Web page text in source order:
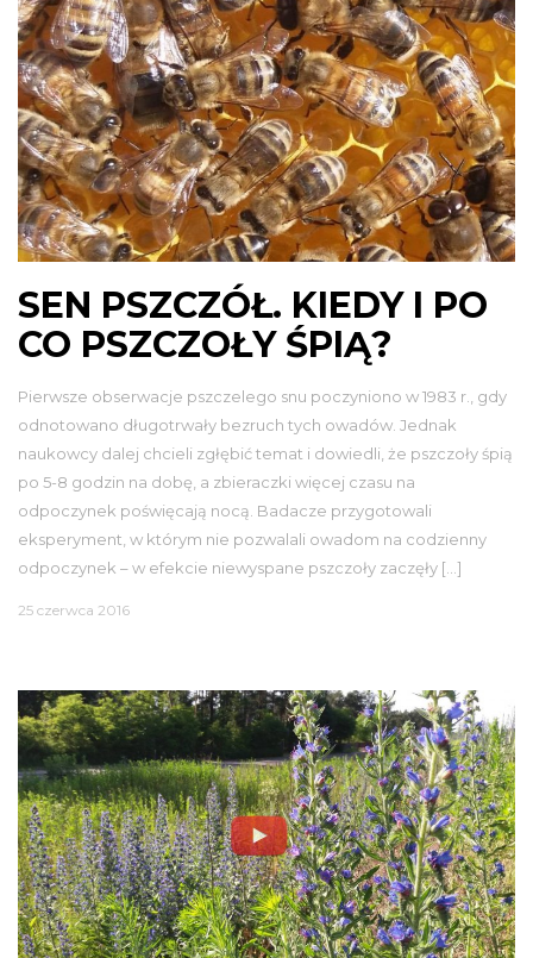
SEN PSZCZÓŁ. KIEDY I PO
CO PSZCZOŁY ŚPIĄ?
Pierwsze obserwacje pszczelego snu poczyniono w 1983 r., gdy
odnotowano długotrwały bezruch tych owadów. Jednak
naukowcy dalej chcieli zgłębić temat i dowiedli, że pszczoły śpią
po 5-8 godzin na dobę, a zbieraczki więcej czasu na
odpoczynek poświęcają nocą. Badacze przygotowali
eksperyment, w którym nie pozwalali owadom na codzienny
odpoczynek – w efekcie niewyspane pszczoły zaczęły […]
25 czerwca 2016